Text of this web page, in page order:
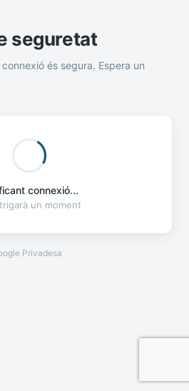
seguretat
és segura. Espera un
connexió...
un moment
Privadesa